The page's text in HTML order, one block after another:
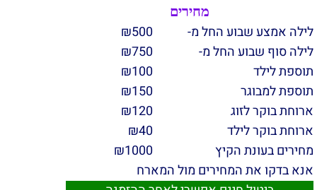
מחירים
לילה אמצע שבוע החל מ- 500
₪
לילה סוף שבוע החל מ-
750
₪
תוספת לילד
100
₪
תוספת למבוגר
150
₪
ארוחת בוקר לזוג
120
₪
ארוחת בוקר לילד
40
₪
מחירים בעונת הקיץ
1000
₪
אנא בדקו את המחירים מול המארח